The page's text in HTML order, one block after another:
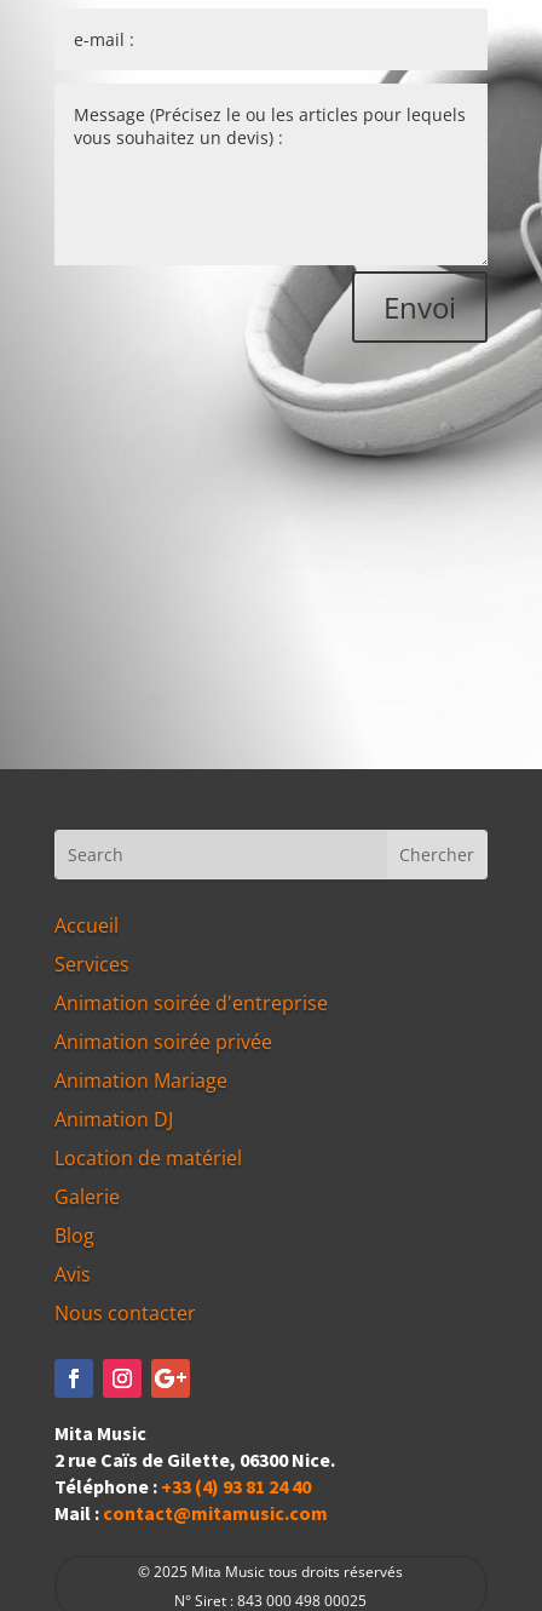
Envoi
Accueil
Services
Animation soirée d'entreprise
Animation soirée privée
Animation Mariage
Animation DJ
Location de matériel
Galerie
Blog
Avis
Nous contacter
Mita Music
2 rue Caïs de Gilette, 06300 Nice.
Téléphone : +33 (4) 93 81 24 40
Mail : contact@mitamusic.com
© 2025 Mita Music tous droits réservés
N° Siret : 843 000 498 00025